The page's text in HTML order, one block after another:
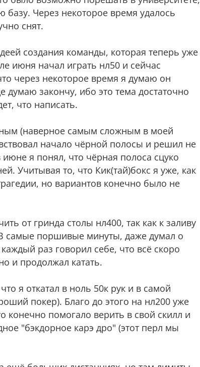
Через некоторое время удалось
снят.
создания команды, которая теперь уже
июня начал играть нл50 и сейчас
через некоторое время я думаю он
закончу, ибо это тема достаточно
что написать.
(наверное самым сложным в моей
начало чёрной полосы и решил не
я понял, что чёрная полоса сцуко
Учитывая то, что Кик(тай)бокс я уже, как
но вариантов конечно было не
от гринда столы нл400, так как к заливу
самые поршивые минуты, даже думал о
раз говорил себе, что всё скоро
и продолжал катать.
я откатал в ноль 50к рук и в самой
покер). Благо до этого на нл200 уже
конечно помогало верить в свой скилл и
"бэкдорное карэ дро" (этот перл мы